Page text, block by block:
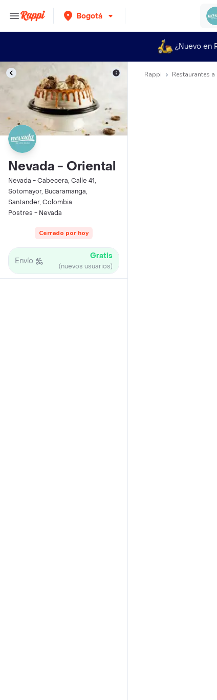
Bogotá
¿Nuevo en
Nevada - Oriental
Nevada - Cabecera, Calle 41,
Sotomayor, Bucaramanga,
Santander, Colombia
Postres - Nevada
Cerrado por hoy
Envío Gratis
(nuevos usuarios)
Rappi Restaurantes